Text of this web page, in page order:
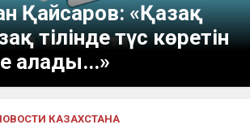
Қайсаров: «Қазақ
тілінде түс көретін
алады...»
КАЗАХСТАНА